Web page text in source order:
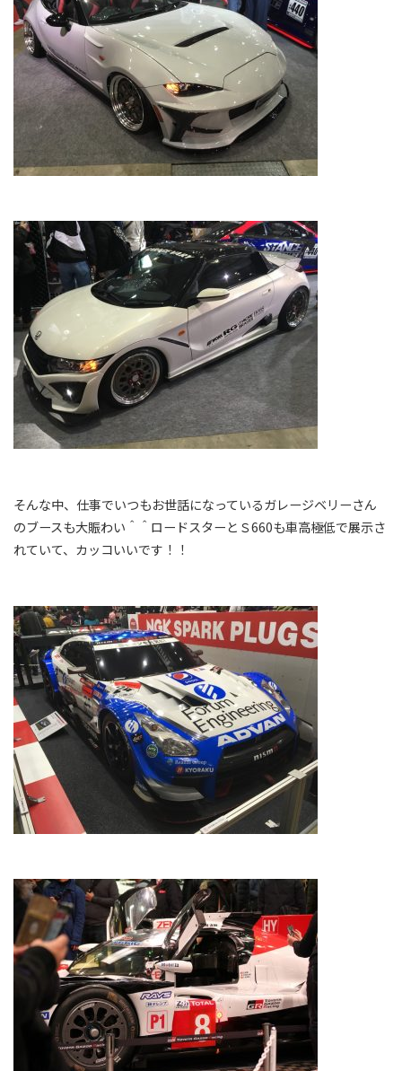
そんな中、仕事でいつもお世話になっているガレージベリーさん
のブースも大賑わい＾＾ロードスターとＳ660も車高極低で展示さ
れていて、カッコいいです！！